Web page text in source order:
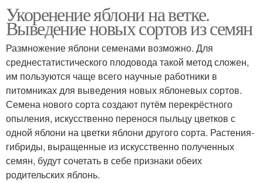
Укоренение яблони на ветке.
Выведение новых сортов из семян
Размножение яблони семенами возможно. Для
среднестатистического плодовода такой метод сложен,
им пользуются чаще всего научные работники в
питомниках для выведения новых яблоневых сортов.
Семена нового сорта создают путём перекрёстного
опыления, искусственно перенося пыльцу цветков с
одной яблони на цветки яблони другого сорта. Растения-
гибриды, выращенные из искусственно полученных
семян, будут сочетать в себе признаки обеих
родительских яблонь.